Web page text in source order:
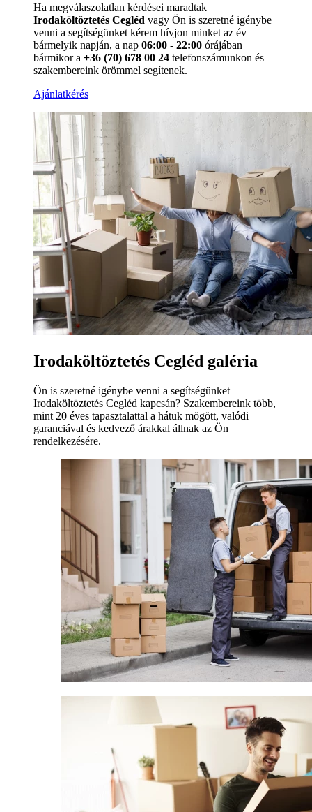
Ha megválaszolatlan kérdései maradtak
Irodaköltöztetés Cegléd vagy Ön is szeretné igénybe
venni a segítségünket kérem hívjon minket az év
bármelyik napján, a nap 06:00 - 22:00 órájában
bármikor a +36 (70) 678 00 24 telefonszámunkon és
szakembereink örömmel segítenek.
Ajánlatkérés
Irodaköltöztetés Cegléd galéria
Ön is szeretné igénybe venni a segítségünket
Irodaköltöztetés Cegléd kapcsán? Szakembereink több,
mint 20 éves tapasztalattal a hátuk mögött, valódi
garanciával és kedvező árakkal állnak az Ön
rendelkezésére.